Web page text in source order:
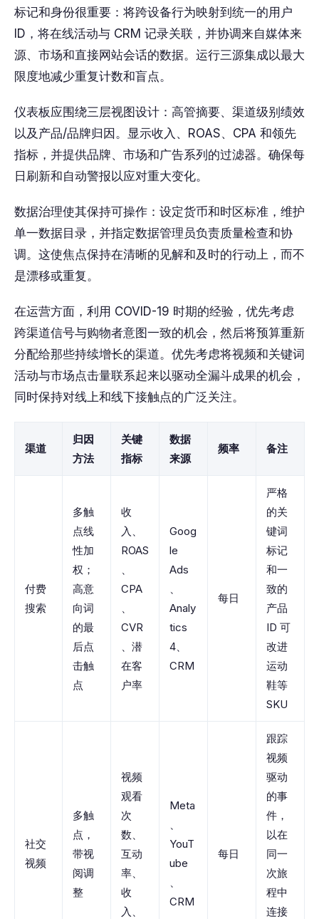
标记和身份很重要：将跨设备行为映射到统一的用户
ID，将在线活动与 CRM 记录关联，并协调来自媒体来
源、市场和直接网站会话的数据。运行三源集成以最大
限度地减少重复计数和盲点。
仪表板应围绕三层视图设计：高管摘要、渠道级别绩效
以及产品/品牌归因。显示收入、ROAS、CPA 和领先
指标，并提供品牌、市场和广告系列的过滤器。确保每
日刷新和自动警报以应对重大变化。
数据治理使其保持可操作：设定货币和时区标准，维护
单一数据目录，并指定数据管理员负责质量检查和协
调。这使焦点保持在清晰的见解和及时的行动上，而不
是漂移或重复。
在运营方面，利用 COVID-19 时期的经验，优先考虑
跨渠道信号与购物者意图一致的机会，然后将预算重新
分配给那些持续增长的渠道。优先考虑将视频和关键词
活动与市场点击量联系起来以驱动全漏斗成果的机会，
同时保持对线上和线下接触点的广泛关注。
渠道
归因
方法
关键
指标
数据
来源
频率 备注
付费
搜索
多触
点线
性加
权；
高意
向词
的最
后点
击触
点
收
入、
ROAS
、
CPA
、
CVR
、潜
在客
户率
Goog
le
Ads
、
Analy
tics
4、
CRM
每日
严格
的关
键词
标记
和一
致的
产品
ID 可
改进
运动
鞋等
SKU
社交
视频
多触
点，
带视
阅调
整
视频
观看
次
数、
互动
率、
收
入、
Meta
、
YouT
ube
、
CRM
每日
跟踪
视频
驱动
的事
件，
以在
同一
次旅
程中
连接